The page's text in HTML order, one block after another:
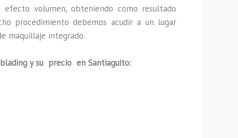
volumen, obteniendo como resultado
procedimiento debemos acudir a un lugar
maquillaje integrado.
y su precio en Santiaguito: